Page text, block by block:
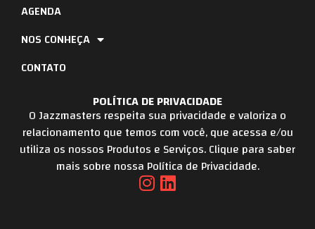
POLÍTICA DE PRIVACIDADE
O Jazzmasters respeita sua privacidade e valoriza o
relacionamento que temos com você, que acessa e/ou
utiliza os nossos Produtos e Serviços. Clique para saber
mais sobre nossa Política de Privacidade.
AGENDA
NOS CONHEÇA
CONTATO